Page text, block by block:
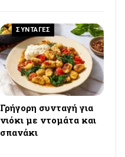
ΣΥΝΤΑΓΕΣ
Γρήγορη συνταγή για
νιόκι με ντομάτα και
σπανάκι